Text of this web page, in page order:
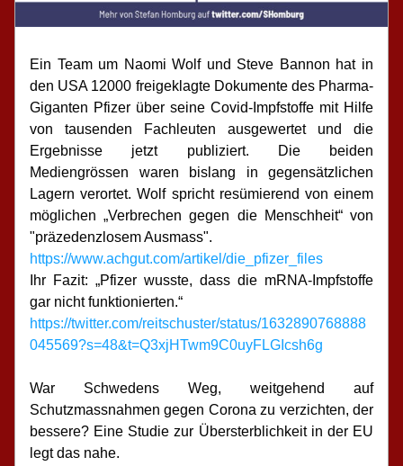
Ein Team um Naomi Wolf und Steve Bannon hat in
den USA 12000 freigeklagte Dokumente des Pharma-
Giganten Pfizer über seine Covid-Impfstoffe mit Hilfe
von tausenden Fachleuten ausgewertet und die
Ergebnisse jetzt publiziert. Die beiden
Mediengrössen waren bislang in gegensätzlichen
Lagern verortet. Wolf spricht resümierend von einem
möglichen „Verbrechen gegen die Menschheit“ von
"präzedenzlosem Ausmass".
https://www.achgut.com/artikel/die_pfizer_files
Ihr Fazit: „Pfizer wusste, dass die mRNA-Impfstoffe
gar nicht funktionierten.“
https://twitter.com/reitschuster/status/1632890768888
045569?s=48&t=Q3xjHTwm9C0uyFLGIcsh6g
War Schwedens Weg, weitgehend auf
Schutzmassnahmen gegen Corona zu verzichten, der
bessere? Eine Studie zur Übersterblichkeit in der EU
legt das nahe.